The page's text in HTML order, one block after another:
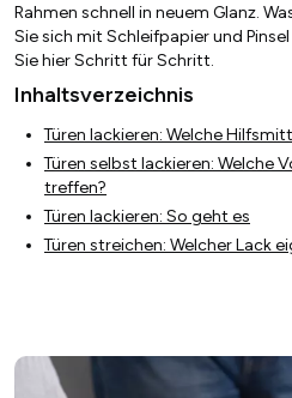
Rahmen schnell in neuem Glanz.
Sie sich mit Schleifpapier und
Sie hier Schritt für Schritt.
Inhaltsverzeichnis
Türen lackieren: Welche
Türen selbst lackieren: Welche
treffen?
Türen lackieren: So geht es
Türen streichen: Welcher Lack